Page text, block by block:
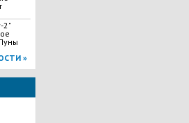
2"
»